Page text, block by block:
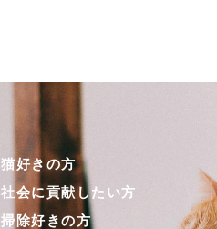
猫好きの方
社会に貢献したい方
掃除好きの方